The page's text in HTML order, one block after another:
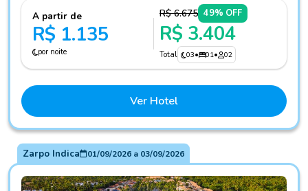
A partir de
R$ 1.135
por noite
R$ 6.675 49% OFF
R$ 3.404
Total 03• 01• 02
Ver Hotel
Zarpo Indica 01/09/2026a 03/09/2026